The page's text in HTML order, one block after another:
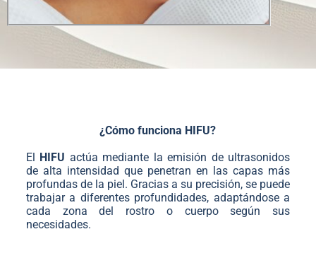
¿Cómo funciona HIFU?
El HIFU actúa mediante la emisión de ultrasonidos
de alta intensidad que penetran en las capas más
profundas de la piel. Gracias a su precisión, se puede
trabajar a diferentes profundidades, adaptándose a
cada zona del rostro o cuerpo según sus
necesidades.